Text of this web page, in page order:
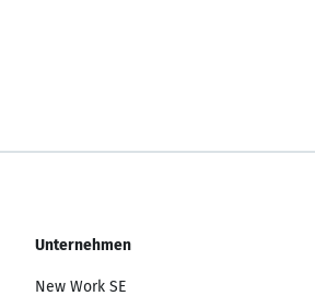
Unternehmen
New Work SE